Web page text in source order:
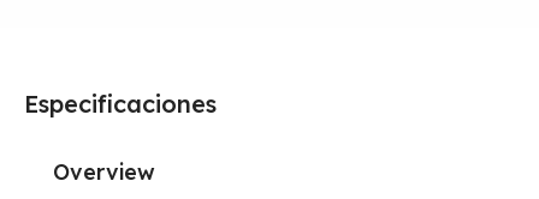
Especificaciones
Overview